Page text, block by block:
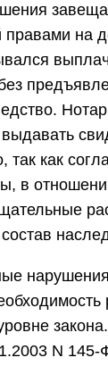
правами на
так как
в
N